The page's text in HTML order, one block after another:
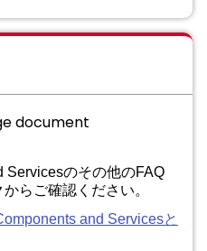
document
Servicesのその他のFAQ
らご確認ください。
and Servicesと